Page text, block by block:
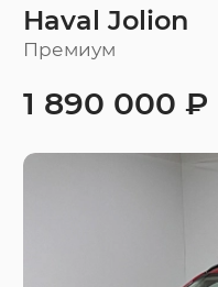
Haval Jolion
Премиум
1 890 000 ₽